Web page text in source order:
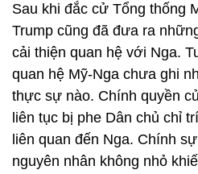
Sau khi đắc cử Tổng thống
Trump cũng đã đưa ra
cải thiện quan hệ với Nga.
quan hệ Mỹ-Nga chưa ghi
thực sự nào. Chính quyền
liên tục bị phe Dân chủ chỉ
liên quan đến Nga. Chính
nguyên nhân không nhỏ